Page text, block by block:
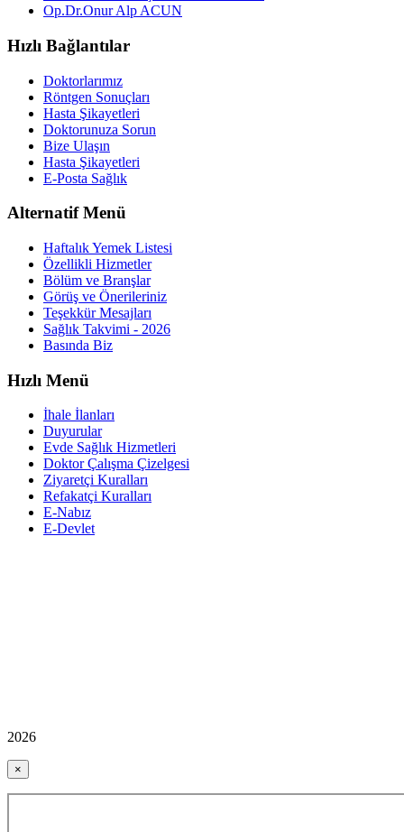
Op.Dr.Onur Alp ACUN
Hızlı Bağlantılar
Doktorlarımız
Röntgen Sonuçları
Hasta Şikayetleri
Doktorunuza Sorun
Bize Ulaşın
Hasta Şikayetleri
E-Posta Sağlık
Alternatif Menü
Haftalık Yemek Listesi
Özellikli Hizmetler
Bölüm ve Branşlar
Görüş ve Önerileriniz
Teşekkür Mesajları
Sağlık Takvimi - 2026
Basında Biz
Hızlı Menü
İhale İlanları
Duyurular
Evde Sağlık Hizmetleri
Doktor Çalışma Çizelgesi
Ziyaretçi Kuralları
Refakatçi Kuralları
E-Nabız
E-Devlet
2026
×